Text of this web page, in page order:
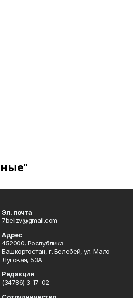
Эл. почта
7belizv@gmail.com
Адрес
452000, Республика
Башкортостан, г. Белебей, ул. Мало
Луговая, 53А
Редакция
(34786) 3-17-02